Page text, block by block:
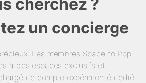
cherchez ?
un concierge
Les membres Space to Pop
à des espaces exclusifs et
de compte expérimenté dédié